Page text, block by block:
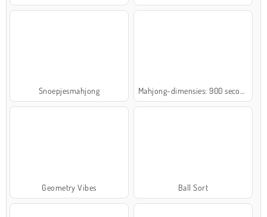
Snoepjesmahjong
Geometry Vibes Ball Sort